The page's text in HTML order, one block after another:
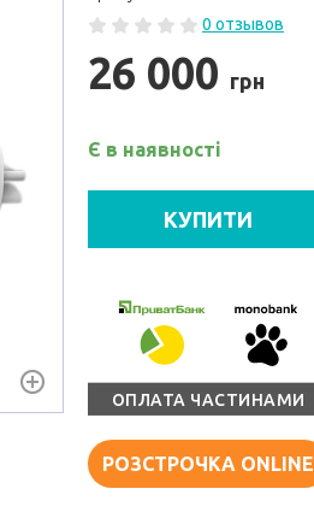
0 отзывов
26 000 грн
Є в наявності
КУПИТИ
ОПЛАТА ЧАСТИНАМИ
РОЗСТРОЧКА ONLINE